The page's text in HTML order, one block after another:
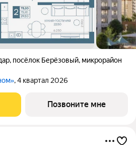
, посёлок Берёзовый, микрорайон
, 4 квартал 2026
Позвоните мне